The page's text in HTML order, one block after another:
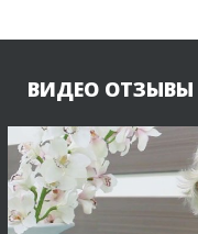
ВИДЕО ОТЗЫВЫ